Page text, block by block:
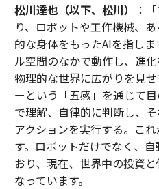
松川達也（以下、松川）
：
り、ロボットや工作機械、
的な身体をもったAIを指し
ル空間のなかで動作し、進
物理的な世界に広がりを見
ーという「五感」を通じて
で理解、自律的に判断し、
アクションを実行する。こ
す。ロボットだけでなく、
おり、現在、世界中の投資
なっています。